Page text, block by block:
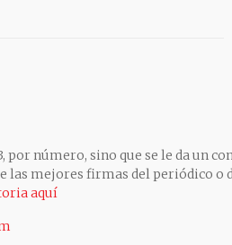
por número, sino que se le da un
las mejores firmas del periódico o
aquí